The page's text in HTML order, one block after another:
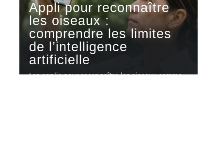
Appli pour reconnaître
les oiseaux :
comprendre les limites
de l’intelligence
artificielle
Les applis pour reconnaître les oiseaux comme